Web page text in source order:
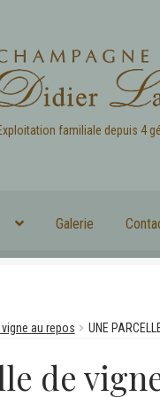
familiale depuis 4
Galerie
au repos UNE
de